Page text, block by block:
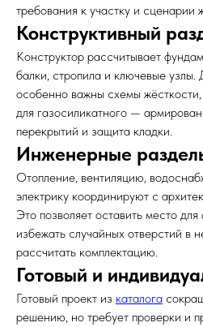
требования к участку и сценарии
Конструктивный
Конструктор рассчитывает
балки, стропила и ключевые
особенно важны схемы
для газосиликатного —
перекрытий и защита кладки.
Инженерные
Отопление, вентиляцию,
электрику координируют с
Это позволяет оставить место
избежать случайных отверстий в
рассчитать комплектацию.
Готовый и
Готовый проект из каталога
решению, но требует проверки и